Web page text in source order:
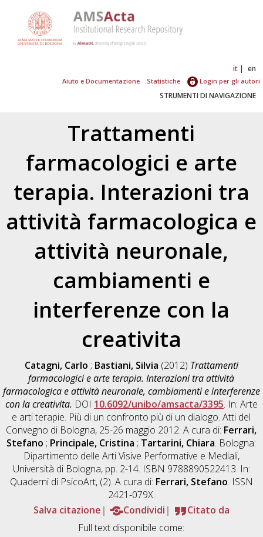
it en
Aiuto e Documentazione Statistiche Login per gli autori
STRUMENTI DI NAVIGAZIONE
Trattamenti
farmacologici e arte
terapia. Interazioni tra
attività farmacologica e
attività neuronale,
cambiamenti e
interferenze con la
creativita
Catagni, Carlo ; Bastiani, Silvia (2012) Trattamenti
farmacologici e arte terapia. Interazioni tra attività
farmacologica e attività neuronale, cambiamenti e interferenze
con la creativita. DOI 10.6092/unibo/amsacta/3395. In: Arte
e arti terapie. Più di un confronto più di un dialogo. Atti del
Convegno di Bologna, 25-26 maggio 2012. A cura di: Ferrari,
Stefano ; Principale, Cristina ; Tartarini, Chiara. Bologna:
Dipartimento delle Arti Visive Performative e Mediali,
Università di Bologna, pp. 2-14. ISBN 9788890522413. In:
Quaderni di PsicoArt, (2). A cura di: Ferrari, Stefano. ISSN
2421-079X.
Salva citazione
Condividi
Citato da
Full text disponibile come: